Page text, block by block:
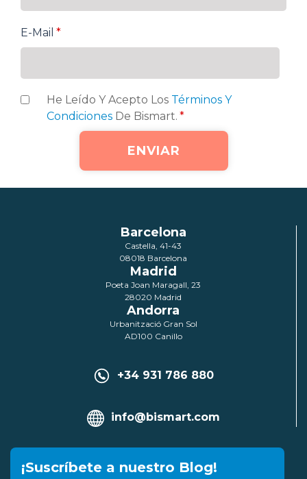
E-Mail *
He Leído Y Acepto Los Términos Y
Condiciones De Bismart. *
Barcelona
Castella, 41-43
08018 Barcelona
Madrid
Poeta Joan Maragall, 23
28020 Madrid
Andorra
Urbanització Gran Sol
AD100 Canillo
+34 931 786 880
info@bismart.com
¡Suscríbete a nuestro Blog!